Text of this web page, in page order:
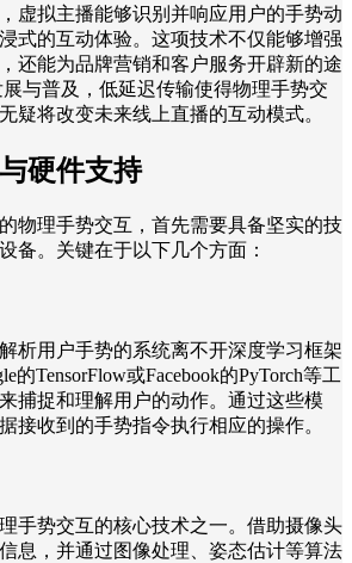
虚拟主播能够识别并响应用户的手势动
式的互动体验。这项技术不仅能够增强
还能为品牌营销和客户服务开辟新的途
与普及，低延迟传输使得物理手势交
疑将改变未来线上直播的互动模式。
硬件支持
物理手势交互，首先需要具备坚实的技
备。关键在于以下几个方面：
析用户手势的系统离不开深度学习框架
的TensorFlow或Facebook的PyTorch等工
捕捉和理解用户的动作。通过这些模
接收到的手势指令执行相应的操作。
手势交互的核心技术之一。借助摄像头
息，并通过图像处理、姿态估计等算法